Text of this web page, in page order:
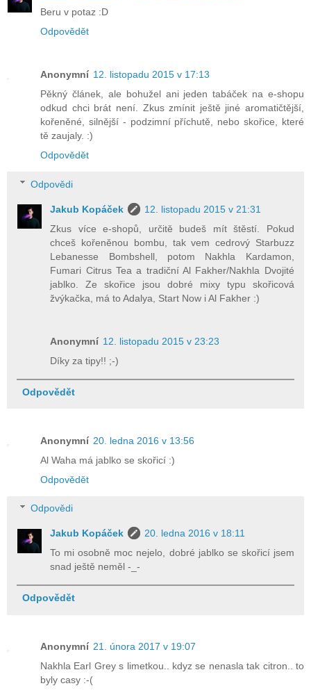
Beru v potaz :D
Odpovědět
Anonymní 12. listopadu 2015 v 17:13
Pěkný článek, ale bohužel ani jeden tabáček na e-shopu
odkud chci brát není. Zkus zmínit ještě jiné aromatičtější,
kořeněné, silnější - podzimní příchutě, nebo skořice, které
tě zaujaly. :)
Odpovědět
Odpovědi
Jakub Kopáček
12. listopadu 2015 v 21:31
Zkus více e-shopů, určitě budeš mít štěstí. Pokud
chceš kořeněnou bombu, tak vem cedrový Starbuzz
Lebanesse Bombshell, potom Nakhla Kardamon,
Fumari Citrus Tea a tradiční Al Fakher/Nakhla Dvojité
jablko. Ze skořice jsou dobré mixy typu skořicová
žvýkačka, má to Adalya, Start Now i Al Fakher :)
Anonymní 12. listopadu 2015 v 23:23
Díky za tipy!! ;-)
Odpovědět
Anonymní 20. ledna 2016 v 13:56
Al Waha má jablko se skořicí :)
Odpovědět
Odpovědi
Jakub Kopáček
20. ledna 2016 v 18:11
To mi osobně moc nejelo, dobré jablko se skořicí jsem
snad ještě neměl -_-
Odpovědět
Anonymní 21. února 2017 v 19:07
Nakhla Earl Grey s limetkou.. kdyz se nenasla tak citron.. to
byly casy :-(